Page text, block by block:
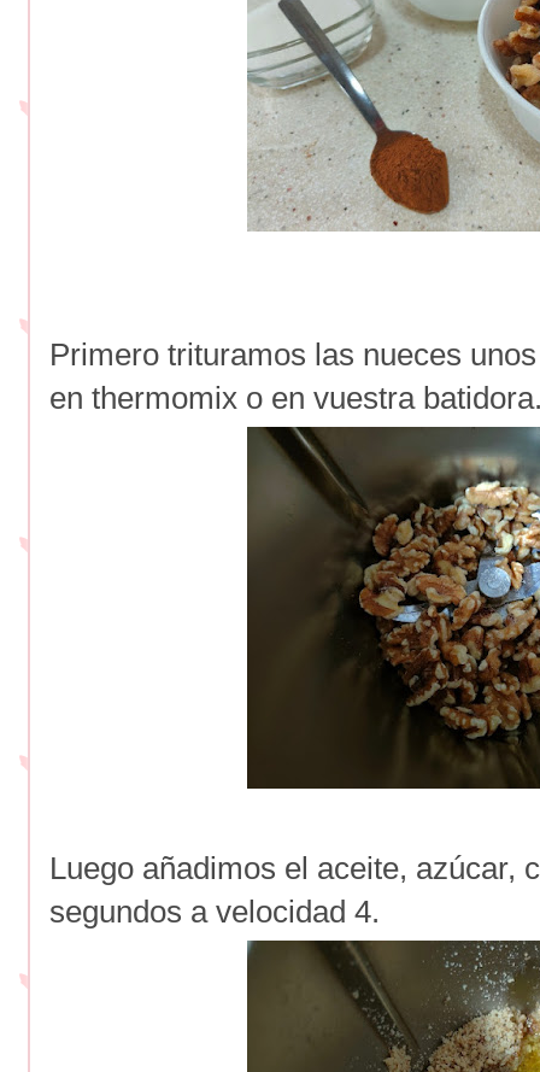
Primero trituramos las nueces
en thermomix o en vuestra
Luego añadimos el aceite, azúcar,
segundos a velocidad 4.